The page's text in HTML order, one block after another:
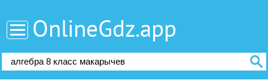
OnlineGdz.app